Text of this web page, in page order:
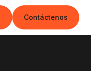
Contáctenos